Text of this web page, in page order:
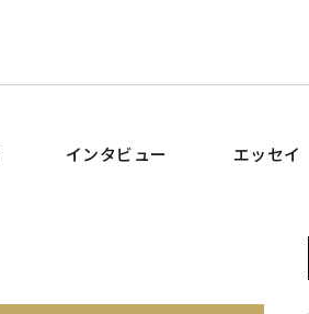
インタビュー エッセイ